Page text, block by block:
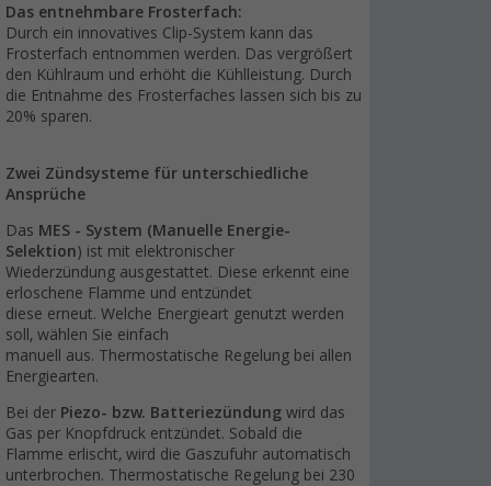
Das entnehmbare Frosterfach:
Durch ein innovatives Clip-System kann das
Frosterfach entnommen werden. Das vergrößert
den Kühlraum und erhöht die Kühlleistung. Durch
die Entnahme des Frosterfaches lassen sich bis zu
20% sparen.
Zwei Zündsysteme für unterschiedliche
Ansprüche
Das MES - System (Manuelle Energie-
Selektion) ist mit elektronischer
Wiederzündung ausgestattet. Diese erkennt eine
erloschene Flamme und entzündet
diese erneut. Welche Energieart genutzt werden
soll, wählen Sie einfach
manuell aus. Thermostatische Regelung bei allen
Energiearten.
Bei der Piezo- bzw. Batteriezündung wird das
Gas per Knopfdruck entzündet. Sobald die
Flamme erlischt, wird die Gaszufuhr automatisch
unterbrochen. Thermostatische Regelung bei 230